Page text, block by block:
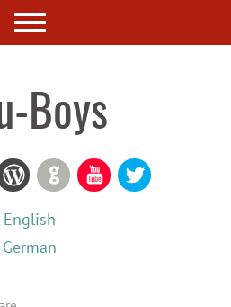
Boys
YouTube
GitHub
WordPress
Feed
English
German